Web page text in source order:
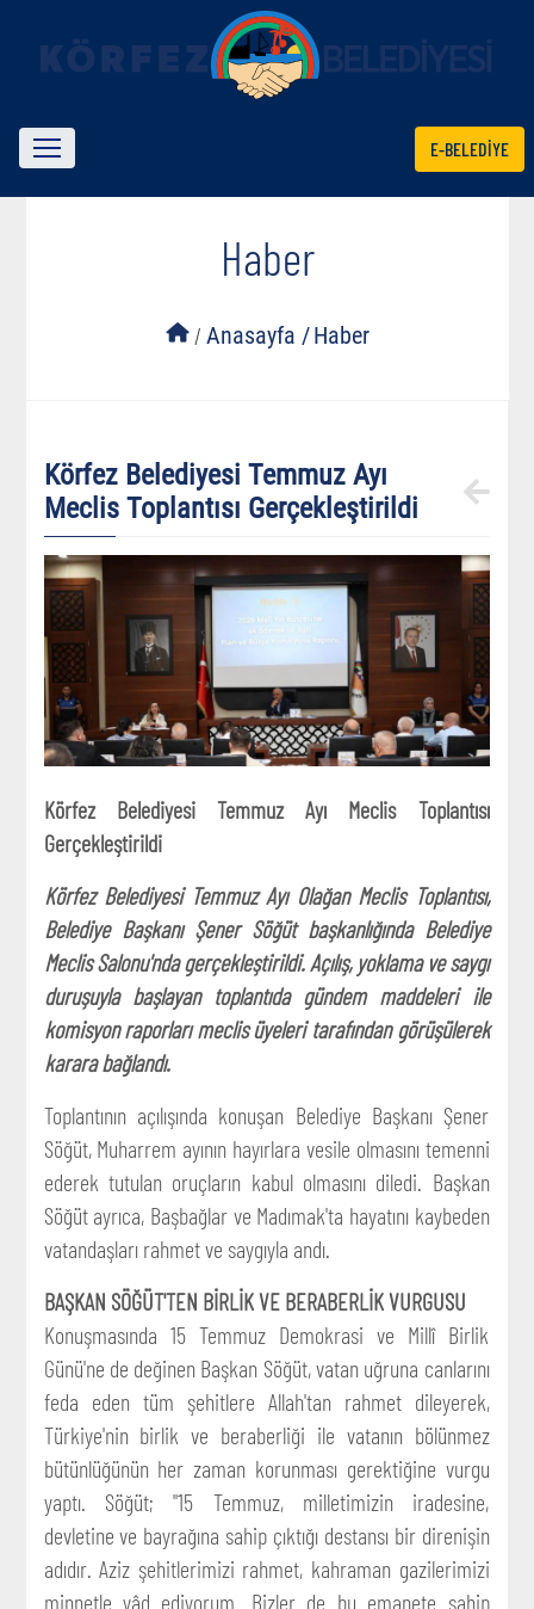
E-BELEDİYE
Haber
/ Anasayfa /Haber
Körfez Belediyesi Temmuz Ayı
Meclis Toplantısı Gerçekleştirildi
Körfez Belediyesi Temmuz Ayı Meclis Toplantısı
Gerçekleştirildi
Körfez Belediyesi Temmuz Ayı Olağan Meclis Toplantısı,
Belediye Başkanı Şener Söğüt başkanlığında Belediye
Meclis Salonu'nda gerçekleştirildi. Açılış, yoklama ve saygı
duruşuyla başlayan toplantıda gündem maddeleri ile
komisyon raporları meclis üyeleri tarafından görüşülerek
karara bağlandı.
Toplantının açılışında konuşan Belediye Başkanı Şener
Söğüt, Muharrem ayının hayırlara vesile olmasını temenni
ederek tutulan oruçların kabul olmasını diledi. Başkan
Söğüt ayrıca, Başbağlar ve Madımak'ta hayatını kaybeden
vatandaşları rahmet ve saygıyla andı.
BAŞKAN SÖĞÜT'TEN BİRLİK VE BERABERLİK VURGUSU
Konuşmasında 15 Temmuz Demokrasi ve Millî Birlik
Günü'ne de değinen Başkan Söğüt, vatan uğruna canlarını
feda eden tüm şehitlere Allah'tan rahmet dileyerek,
Türkiye'nin birlik ve beraberliği ile vatanın bölünmez
bütünlüğünün her zaman korunması gerektiğine vurgu
yaptı. Söğüt; "15 Temmuz, milletimizin iradesine,
devletine ve bayrağına sahip çıktığı destansı bir direnişin
adıdır. Aziz şehitlerimizi rahmet, kahraman gazilerimizi
minnetle yâd ediyorum. Bizler de bu emanete sahip